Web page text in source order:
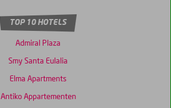
TOP 10 HOTELS
Admiral Plaza
Smy Santa Eulalia
Elma Apartments
Antiko Appartementen